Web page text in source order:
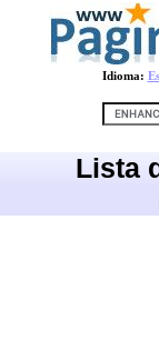
Idioma:
Lista